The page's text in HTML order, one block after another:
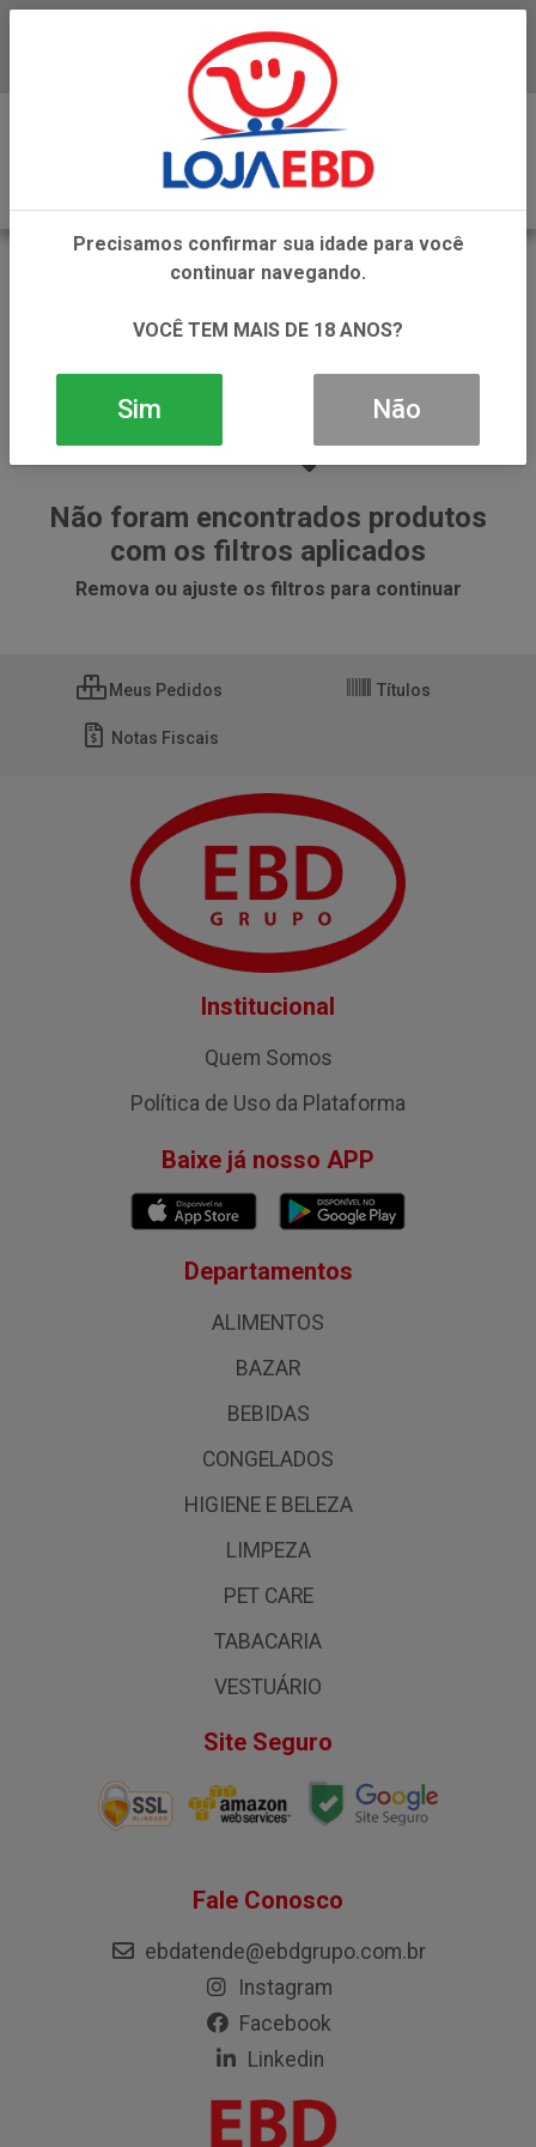
UTENSILIOS E ACESSORIOS DE BELEZA
UTENSILIOS E ACESSORIOS DE BELEZA
Não foram encontrados produtos
com os filtros aplicados
Remova ou ajuste os filtros para continuar
Meus Pedidos Títulos
Notas Fiscais
Institucional
Quem Somos
Política de Uso da Plataforma
Baixe já nosso APP
Departamentos
ALIMENTOS
BAZAR
BEBIDAS
CONGELADOS
HIGIENE E BELEZA
LIMPEZA
PET CARE
TABACARIA
VESTUÁRIO
Site Seguro
Fale Conosco
ebdatende@ebdgrupo.com.br
Instagram
Facebook
Linkedin
Precisamos confirmar sua idade para você
continuar navegando.
VOCÊ TEM MAIS DE 18 ANOS?
Sim Não